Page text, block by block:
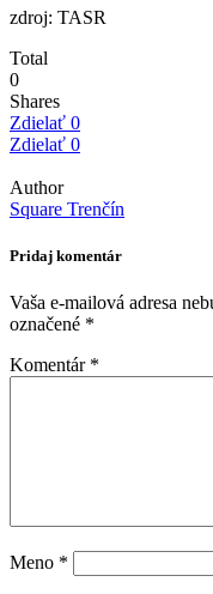
zdroj: TASR
Total
0
Shares
Zdielať 0
Zdielať 0
Author
Square Trenčín
Pridaj komentár
Vaša e-mailová adresa
označené *
Komentár *
Meno *